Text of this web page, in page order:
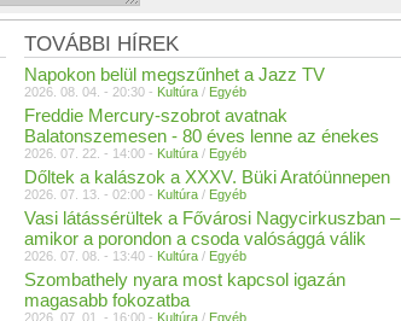
TOVÁBBI HÍREK
Napokon belül megszűnhet a Jazz TV
2026. 08. 04. - 20:30 - Kultúra / Egyéb
Freddie Mercury-szobrot avatnak
Balatonszemesen - 80 éves lenne az énekes
2026. 07. 22. - 14:00 - Kultúra / Egyéb
Dőltek a kalászok a XXXV. Büki Aratóünnepen
2026. 07. 13. - 02:00 - Kultúra / Egyéb
Vasi látássérültek a Fővárosi Nagycirkuszban –
amikor a porondon a csoda valósággá válik
2026. 07. 08. - 13:40 - Kultúra / Egyéb
Szombathely nyara most kapcsol igazán
magasabb fokozatba
2026. 07. 01. - 16:00 - Kultúra / Egyéb